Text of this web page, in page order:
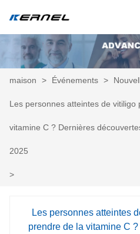
maison > Événements >
Les personnes atteintes de
vitamine C ? Dernières
2025
>
Les personnes atteintes
prendre de la vitamine C